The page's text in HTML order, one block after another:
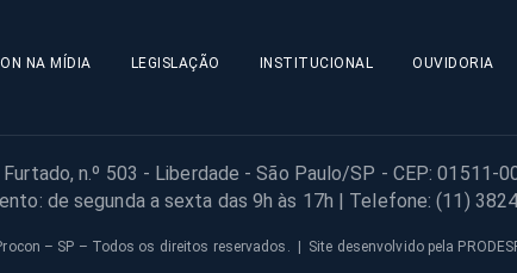
NA MÍDIA LEGISLAÇÃO INSTITUCIONAL OUVIDORIA
Furtado, n.º 503 - Liberdade - São Paulo/SP - CEP: 01511-
de segunda a sexta das 9h às 17h | Telefone: (11)
– SP – Todos os direitos reservados. | Site desenvolvido pela